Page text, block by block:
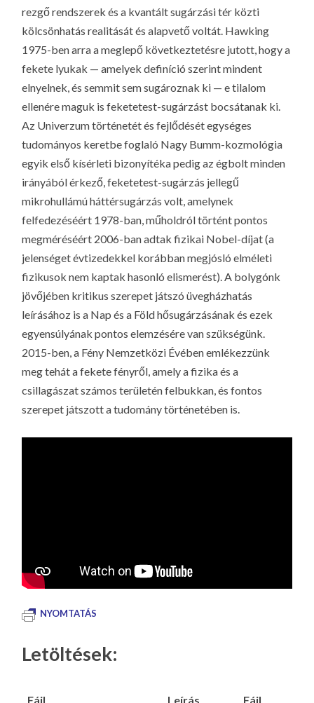
rezgő rendszerek és a kvantált sugárzási tér közti
kölcsönhatás realitását és alapvető voltát. Hawking
1975-ben arra a meglepő következtetésre jutott, hogy a
fekete lyukak — amelyek definíció szerint mindent
elnyelnek, és semmit sem sugároznak ki — e tilalom
ellenére maguk is feketetest-sugárzást bocsátanak ki.
Az Univerzum történetét és fejlődését egységes
tudományos keretbe foglaló Nagy Bumm-kozmológia
egyik első kísérleti bizonyítéka pedig az égbolt minden
irányából érkező, feketetest-sugárzás jellegű
mikrohullámú háttérsugárzás volt, amelynek
felfedezéséért 1978-ban, műholdról történt pontos
megméréséért 2006-ban adtak fizikai Nobel-díjat (a
jelenséget évtizedekkel korábban megjósló elméleti
fizikusok nem kaptak hasonló elismerést). A bolygónk
jövőjében kritikus szerepet játszó üvegházhatás
leírásához is a Nap és a Föld hősugárzásának és ezek
egyensúlyának pontos elemzésére van szükségünk.
2015-ben, a Fény Nemzetközi Évében emlékezzünk
meg tehát a fekete fényről, amely a fizika és a
csillagászat számos területén felbukkan, és fontos
szerepet játszott a tudomány történetében is.
NYOMTATÁS
Letöltések:
Fájl Leírás
Fájl